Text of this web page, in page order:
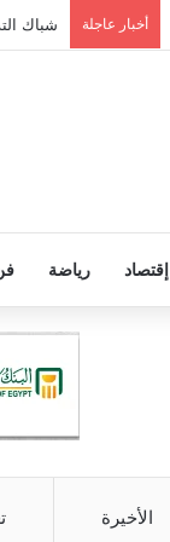
أخبار عاجلة شباك
إقتصاد رياضة
الأخيرة